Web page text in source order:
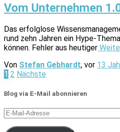
Vom Unternehmen
Das erfolglose
rund zehn Jahren ein Hype-
können. Fehler aus heutiger
Von Stefan Gebhardt, vor 13
Seitennummerierung
der
1 2 Nächste
Blog via E-Mail abonnieren
E-
Mail-